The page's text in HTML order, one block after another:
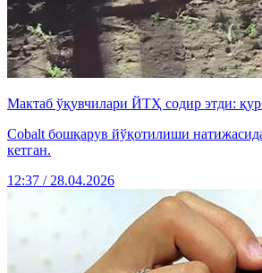
Мактаб ўқувчилари ЙТҲ содир этди:
Cobalt бошқарув йўқотилиши
кетган.
12:37 / 28.04.2026